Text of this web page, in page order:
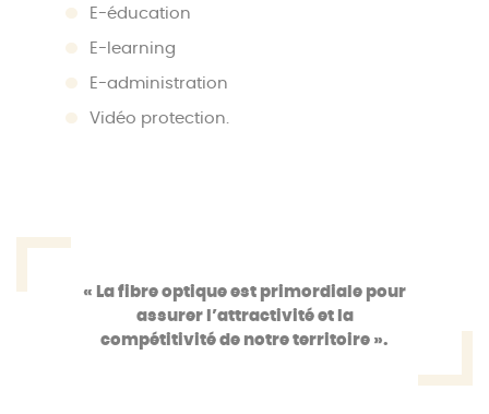
E-éducation
E-learning
E-administration
Vidéo protection.
« La fibre optique est primordiale pour
assurer l’attractivité et la
compétitivité de notre territoire ».